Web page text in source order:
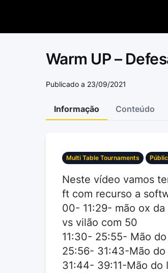
Warm UP –
Publicado a 23/09/2021
Informação Conteúdo
Multi Table Tournaments
Neste vídeo vamos
ft com recurso a
00- 11:29- mão ox
vs vilão com 50
11:30- 25:55- Mão
25:56- 31:43-Mão
31:44- 39:11-Mão do